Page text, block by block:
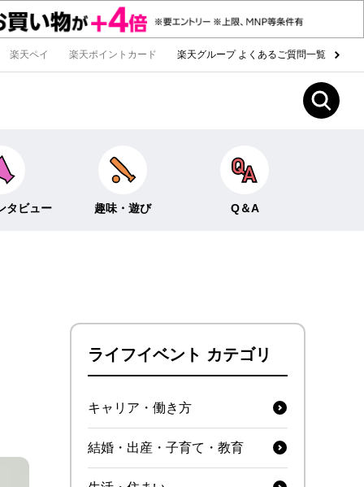
楽天ペイ 楽天ポイントカード 楽天グループ よくあるご質問一覧
タビュー 趣味・遊び
みんなのホンネ
Q＆A
投資・貯蓄
お金の知識
ライフイベント カテゴリ
キャリア・働き方
結婚・出産・子育て・教育